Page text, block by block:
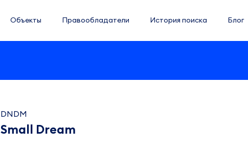
Объекты Правообладатели История поиска Блог
DNDM
Small Dream